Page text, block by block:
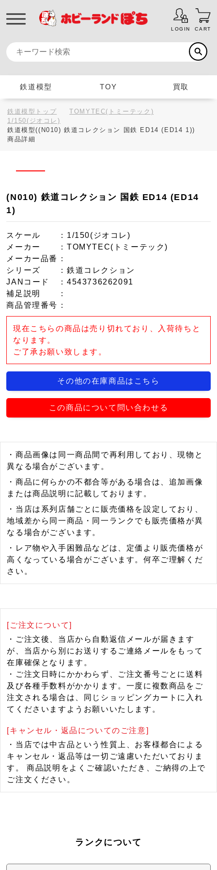
LOGIN CART
鉄道模型 TOY 買取
鉄道模型トップ
TOMYTEC(トミーテック)
1/150(ジオコレ)
鉄道模型((N010) 鉄道コレクション 国鉄 ED14 (ED14 1))
商品詳細
(N010) 鉄道コレクション 国鉄 ED14 (ED14
1)
スケール
：1/150(ジオコレ)
メーカー
：TOMYTEC(トミーテック)
メーカー品番
：
シリーズ
：鉄道コレクション
JANコード
：4543736262091
補足説明
：
商品管理番号 ：
現在こちらの商品は売り切れており、入荷待ちと
なります。
ご了承お願い致します。
その他の在庫商品はこちら
この商品について問い合わせる
・商品画像は同一商品間で再利用しており、現物と
異なる場合がございます。
・商品に何らかの不都合等がある場合は、追加画像
または商品説明に記載しております。
・当店は系列店舗ごとに販売価格を設定しており、
地域差から同一商品・同一ランクでも販売価格が異
なる場合がございます。
・レア物や入手困難品などは、定価より販売価格が
高くなっている場合がございます。何卒ご理解くだ
さい。
[ご注文について]
・ご注文後、当店から自動返信メールが届きます
が、当店から別にお送りするご連絡メールをもって
在庫確保となります。
・ご注文日時にかかわらず、ご注文番号ごとに送料
及び各種手数料がかかります。一度に複数商品をご
注文される場合は、同じショッピングカートに入れ
てくださいますようお願いいたします。
[キャンセル・返品についてのご注意]
・当店では中古品という性質上、お客様都合による
キャンセル・返品等は一切ご遠慮いただいておりま
す。 商品説明をよくご確認いただき、ご納得の上で
ご注文ください。
ランクについて